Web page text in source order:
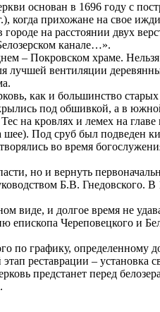
основан в 1696 году с
когда прихожане на свое
на расстоянии двух
канале…».
– Покровском храме. Нельзя
лучшей вентиляции
как и большинство
под обшивкой, а в
на кровлях и лемех на главе
шее). Под сруб был подведен
во время
но и вернуть
Б.В. Гнедовского. В
виде, и долгое время не
епископа Череповецкого и
по графику, определенному
реставрации – установка
предстанет перед